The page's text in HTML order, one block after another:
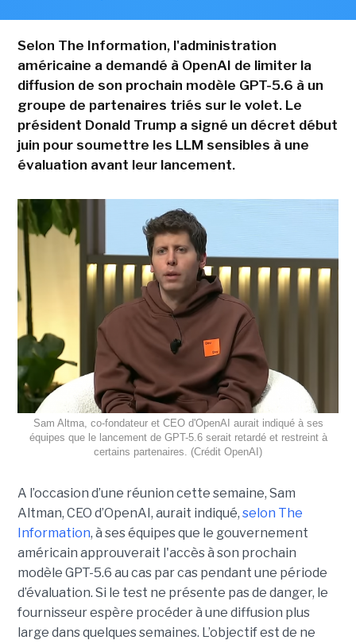
Selon The Information, l'administration
américaine a demandé à OpenAI de limiter la
diffusion de son prochain modèle GPT-5.6 à un
groupe de partenaires triés sur le volet. Le
président Donald Trump a signé un décret début
juin pour soumettre les LLM sensibles à une
évaluation avant leur lancement.
Sam Altma, co-fondateur et CEO d'OpenAI aurait indiqué à ses
équipes que le lancement de GPT-5.6 serait retardé et restreint à
certains partenaires. (Crédit OpenAI)
A l’occasion d’une réunion cette semaine, Sam
Altman, CEO d’OpenAI, aurait indiqué, selon The
Information, à ses équipes que le gouvernement
américain approuverait l'accès à son prochain
modèle GPT-5.6 au cas par cas pendant une période
d’évaluation. Si le test ne présente pas de danger, le
fournisseur espère procéder à une diffusion plus
large dans quelques semaines. L’objectif est de ne